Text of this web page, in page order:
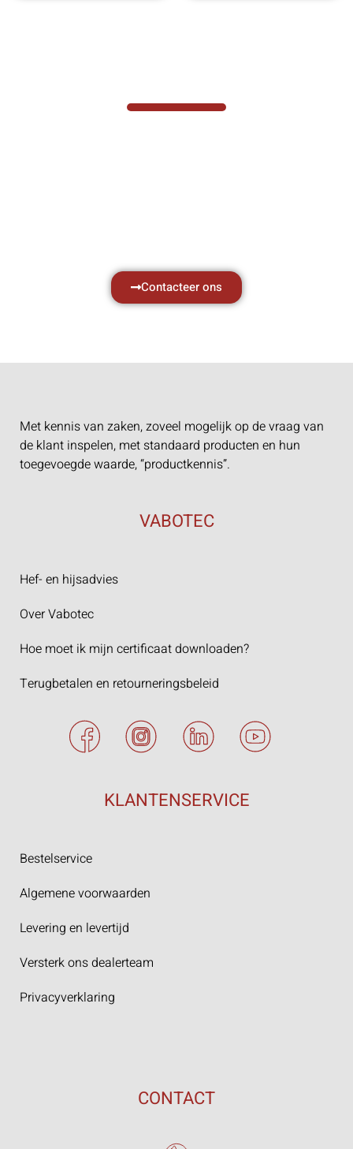
Contacteer ons
Met kennis van zaken, zoveel mogelijk op de vraag van
de klant inspelen, met standaard producten en hun
toegevoegde waarde, “productkennis”.
VABOTEC
Hef- en hijsadvies
Over Vabotec
Hoe moet ik mijn certificaat downloaden?
Terugbetalen en retourneringsbeleid
KLANTENSERVICE
Bestelservice
Algemene voorwaarden
Levering en levertijd
Versterk ons dealerteam
Privacyverklaring
CONTACT